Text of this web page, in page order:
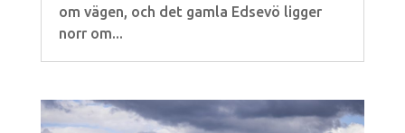
om vägen, och det gamla Edsevö ligger
norr om...